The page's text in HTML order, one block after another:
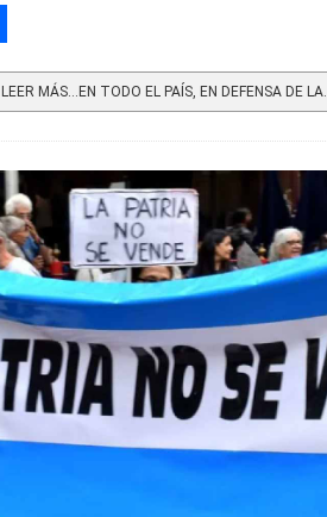
LEER MÁS…EN TODO EL PAÍS, EN DEFENSA DE LA...